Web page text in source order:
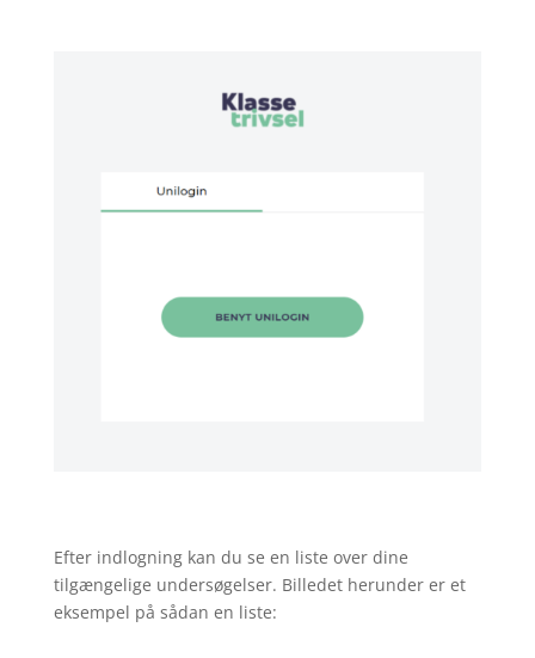
Efter indlogning kan du se en liste over dine
tilgængelige undersøgelser. Billedet herunder er et
eksempel på sådan en liste: